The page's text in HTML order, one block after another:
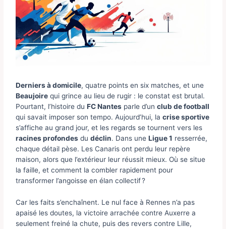
Derniers à domicile, quatre points en six matches, et une
Beaujoire qui grince au lieu de rugir : le constat est brutal.
Pourtant, l’histoire duFC Nantes parle d’unclub de football
qui savait imposer son tempo. Aujourd’hui, lacrise sportive
s’affiche au grand jour, et les regards se tournent vers les
racines profondes dudéclin. Dans uneLigue 1 resserrée,
chaque détail pèse. Les Canaris ont perdu leur repère
maison, alors que l’extérieur leur réussit mieux. Où se situe
la faille, et comment la combler rapidement pour
transformer l’angoisse en élan collectif ?
Car les faits s’enchaînent. Le nul face à Rennes n’a pas
apaisé les doutes, la victoire arrachée contre Auxerre a
seulement freiné la chute, puis des revers contre Lille,